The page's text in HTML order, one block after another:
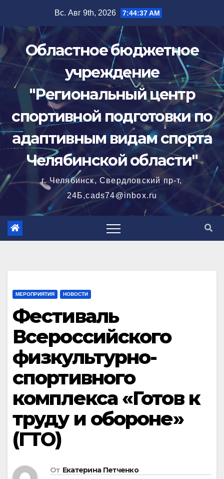
содержимому
Вс. Авг 9th, 2026 7:44:38 AM
Областное бюджетное
учреждение
"Региональный центр
спортивной подготовки по
адаптивным видам спорта
Челябинской области"
г. Челябинск, Свердловский пр-т,
24Б,cads74@inbox.ru
МЕРОПРИЯТИЯ НОВОСТИ
Фестиваль
Всероссийского
физкультурно-
спортивного
комплекса «Готов к
труду и обороне»
(ГТО)
От Екатерина Петченко